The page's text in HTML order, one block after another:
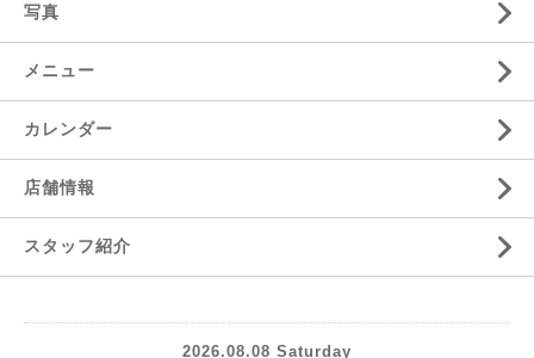
写真
メニュー
カレンダー
店舗情報
スタッフ紹介
2026.08.08 Saturday